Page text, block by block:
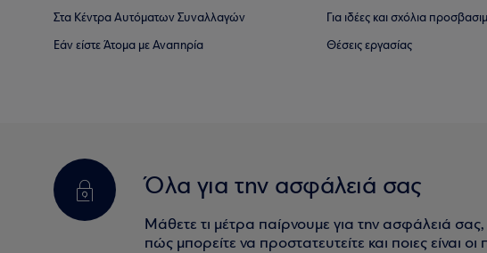
Στα Κέντρα Αυτόματων Συναλλαγών
Εάν είστε Άτομα με Αναπηρία
Για ιδέες και σχόλια
Θέσεις εργασίας
Όλα για την ασφάλειά σας
Μάθετε τι μέτρα παίρνουμε για την ασφάλειά σας,
πώς μπορείτε να προστατευτείτε και ποιες είναι οι